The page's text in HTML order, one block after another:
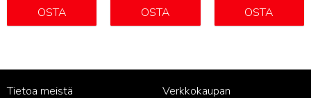
OSTA OSTA OSTA
Tietoa meistä
Verkkokaupan